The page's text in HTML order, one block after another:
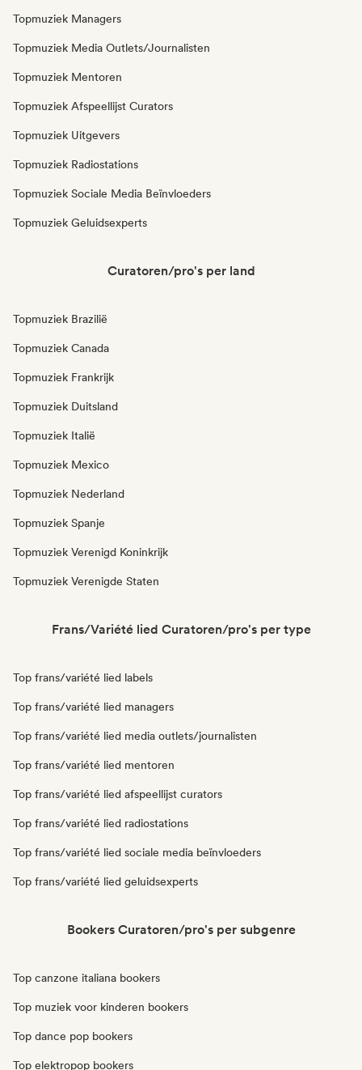
Topmuziek Managers
Topmuziek Media Outlets/Journalisten
Topmuziek Mentoren
Topmuziek Afspeellijst Curators
Topmuziek Uitgevers
Topmuziek Radiostations
Topmuziek Sociale Media Beïnvloeders
Topmuziek Geluidsexperts
Curatoren/pro's per land
Topmuziek Brazilië
Topmuziek Canada
Topmuziek Frankrijk
Topmuziek Duitsland
Topmuziek Italië
Topmuziek Mexico
Topmuziek Nederland
Topmuziek Spanje
Topmuziek Verenigd Koninkrijk
Topmuziek Verenigde Staten
Frans/Variété lied Curatoren/pro's per type
Top frans/variété lied labels
Top frans/variété lied managers
Top frans/variété lied media outlets/journalisten
Top frans/variété lied mentoren
Top frans/variété lied afspeellijst curators
Top frans/variété lied radiostations
Top frans/variété lied sociale media beïnvloeders
Top frans/variété lied geluidsexperts
Bookers Curatoren/pro's per subgenre
Top canzone italiana bookers
Top muziek voor kinderen bookers
Top dance pop bookers
Top elektropop bookers